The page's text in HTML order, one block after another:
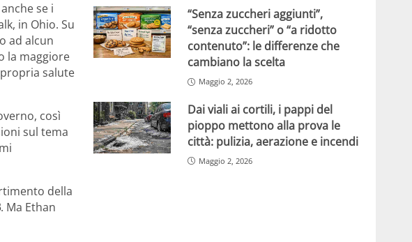
se i
in Ohio. Su
ad alcun
la maggiore
salute
così
sul tema
della
. Ma Ethan
“Senza zuccheri aggiunti”,
“senza zuccheri” o “a ridotto
contenuto”: le differenze che
cambiano la scelta
Maggio 2, 2026
Dai viali ai cortili, i pappi del
pioppo mettono alla prova le
città: pulizia, aerazione e incendi
Maggio 2, 2026